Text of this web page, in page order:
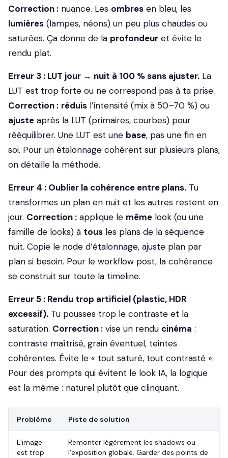
Correction : nuance. Les ombres en bleu, les
lumières (lampes, néons) un peu plus chaudes ou
saturées. Ça donne de la profondeur et évite le
rendu plat.
Erreur 3 : LUT jour → nuit à 100 % sans ajuster. La
LUT est trop forte ou ne correspond pas à ta prise.
Correction : réduis l’intensité (mix à 50–70 %) ou
ajuste après la LUT (primaires, courbes) pour
rééquilibrer. Une LUT est une base, pas une fin en
soi. Pour un étalonnage cohérent sur plusieurs plans,
on détaille la méthode.
Erreur 4 : Oublier la cohérence entre plans. Tu
transformes un plan en nuit et les autres restent en
jour. Correction : applique le même look (ou une
famille de looks) à tous les plans de la séquence
nuit. Copie le node d’étalonnage, ajuste plan par
plan si besoin. Pour le workflow post, la cohérence
se construit sur toute la timeline.
Erreur 5 : Rendu trop artificiel (plastic, HDR
excessif). Tu pousses trop le contraste et la
saturation. Correction : vise un rendu cinéma :
contraste maîtrisé, grain éventuel, teintes
cohérentes. Évite le « tout saturé, tout contrasté ».
Pour des prompts qui évitent le look IA, la logique
est la même : naturel plutôt que clinquant.
Problème Piste de solution
L’image
est trop
Remonter légèrement les shadows ou
l’exposition globale. Garder des points de